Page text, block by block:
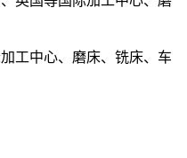
工中心、磨床、铣床、车